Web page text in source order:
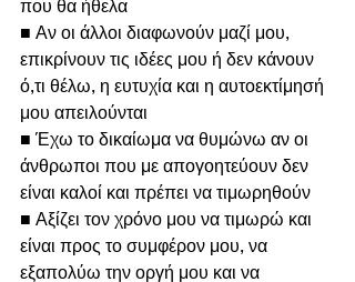
που θα ήθελα
■ Αν οι άλλοι διαφωνούν μαζί μου,
επικρίνουν τις ιδέες μου ή δεν κάνουν
ό,τι θέλω, η ευτυχία και η αυτοεκτίμησή
μου απειλούνται
■ Έχω το δικαίωμα να θυμώνω αν οι
άνθρωποι που με απογοητεύουν δεν
είναι καλοί και πρέπει να τιμωρηθούν
■ Αξίζει τον χρόνο μου να τιμωρώ και
είναι προς το συμφέρον μου, να
εξαπολύω την οργή μου και να